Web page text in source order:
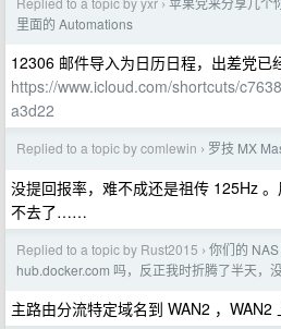
›
里面的 Automations
12306 邮件导入为日历日程，出差党已
https://www.icloud.com/shortcuts/
a3d22
Replied to a topic by comlewin › 罗技 MX
没提回报率，难不成还是祖传 125Hz
不去了……
Replied to a topic by Rust2015 › 你们的
hub.docker.com 吗，反正我时折腾了半天，
主路由分流特定域名到 WAN2 ，WAN2